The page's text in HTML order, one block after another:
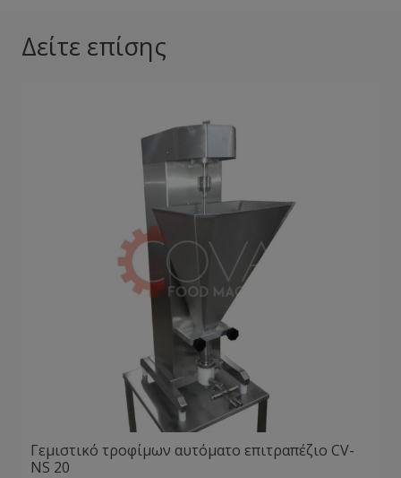
Δείτε επίσης
Γεμιστικό τροφίμων αυτόματο επιτραπέζιο CV-
NS 20